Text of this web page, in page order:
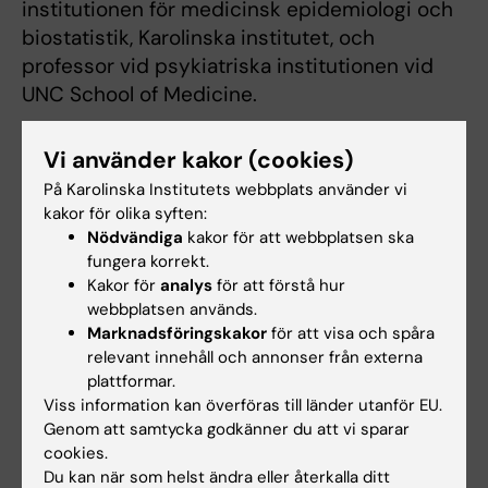
institutionen för medicinsk epidemiologi och
biostatistik, Karolinska institutet, och
professor vid psykiatriska institutionen vid
UNC School of Medicine.
Institutionen för
medicinsk
epidemiologi och
Avvikande
ämnesomsättning kan
ha genetiska orsaker
Avvikande
ämnesomsättning hos
patienter med anorexi
brukar ofta anses bero på
svält, men de nya
resultaten visar att
avvikande
ämnesomsättning kan ha
genetiska orsaker och på
Vi använder kakor (cookies)
På Karolinska Institutets webbplats använder vi
kakor för olika syften:
Nödvändiga kakor för att webbplatsen ska
fungera korrekt.
Kakor för analys för att förstå hur
webbplatsen används.
Marknadsföringskakor för att visa och spåra
relevant innehåll och annonser från externa
plattformar.
Viss information kan överföras till länder utanför EU.
Genom att samtycka godkänner du att vi sparar
cookies.
Du kan när som helst ändra eller återkalla ditt